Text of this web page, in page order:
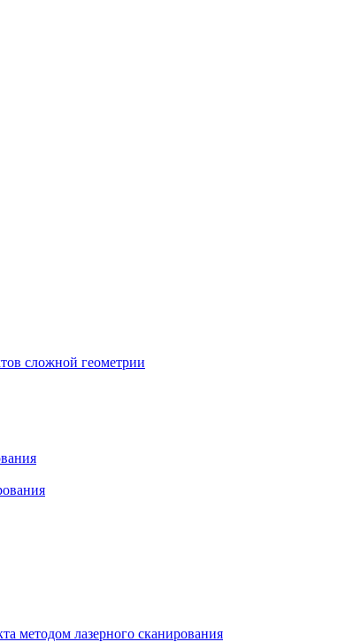
сложной геометрии
методом лазерного сканирования